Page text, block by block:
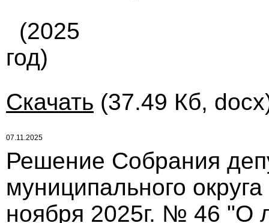
(2025
год)
Скачать (37.49 Кб,
07.11.2025
Решение Собрания
муниципального
ноября 2025г. № 46 "О